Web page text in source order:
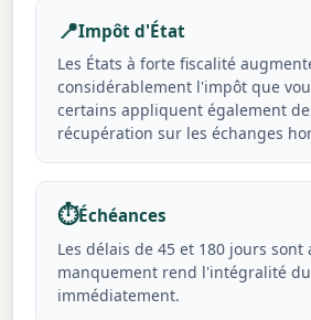
📍Impôt d'État
Les États à forte fiscalité
considérablement l'impôt que
certains appliquent également
récupération sur les échanges
⏱️Échéances
Les délais de 45 et 180 jours sont
manquement rend l'intégralité
immédiatement.